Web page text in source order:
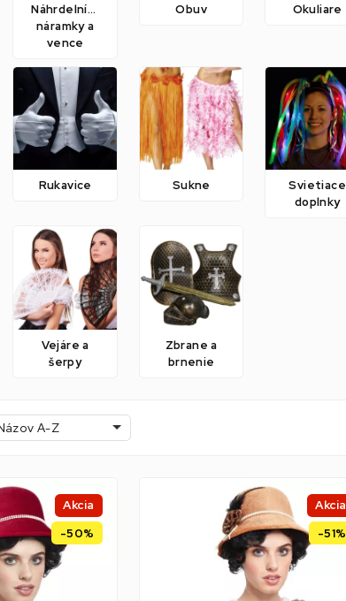
Náhrdelníky,
náramky a
vence
Obuv Okuliare
Rukavice Sukne
Svietiace
doplnky
Vejáre a
šerpy
Zbrane a
brnenie
A-Z
Akcia
-50%
Akcia
-51%